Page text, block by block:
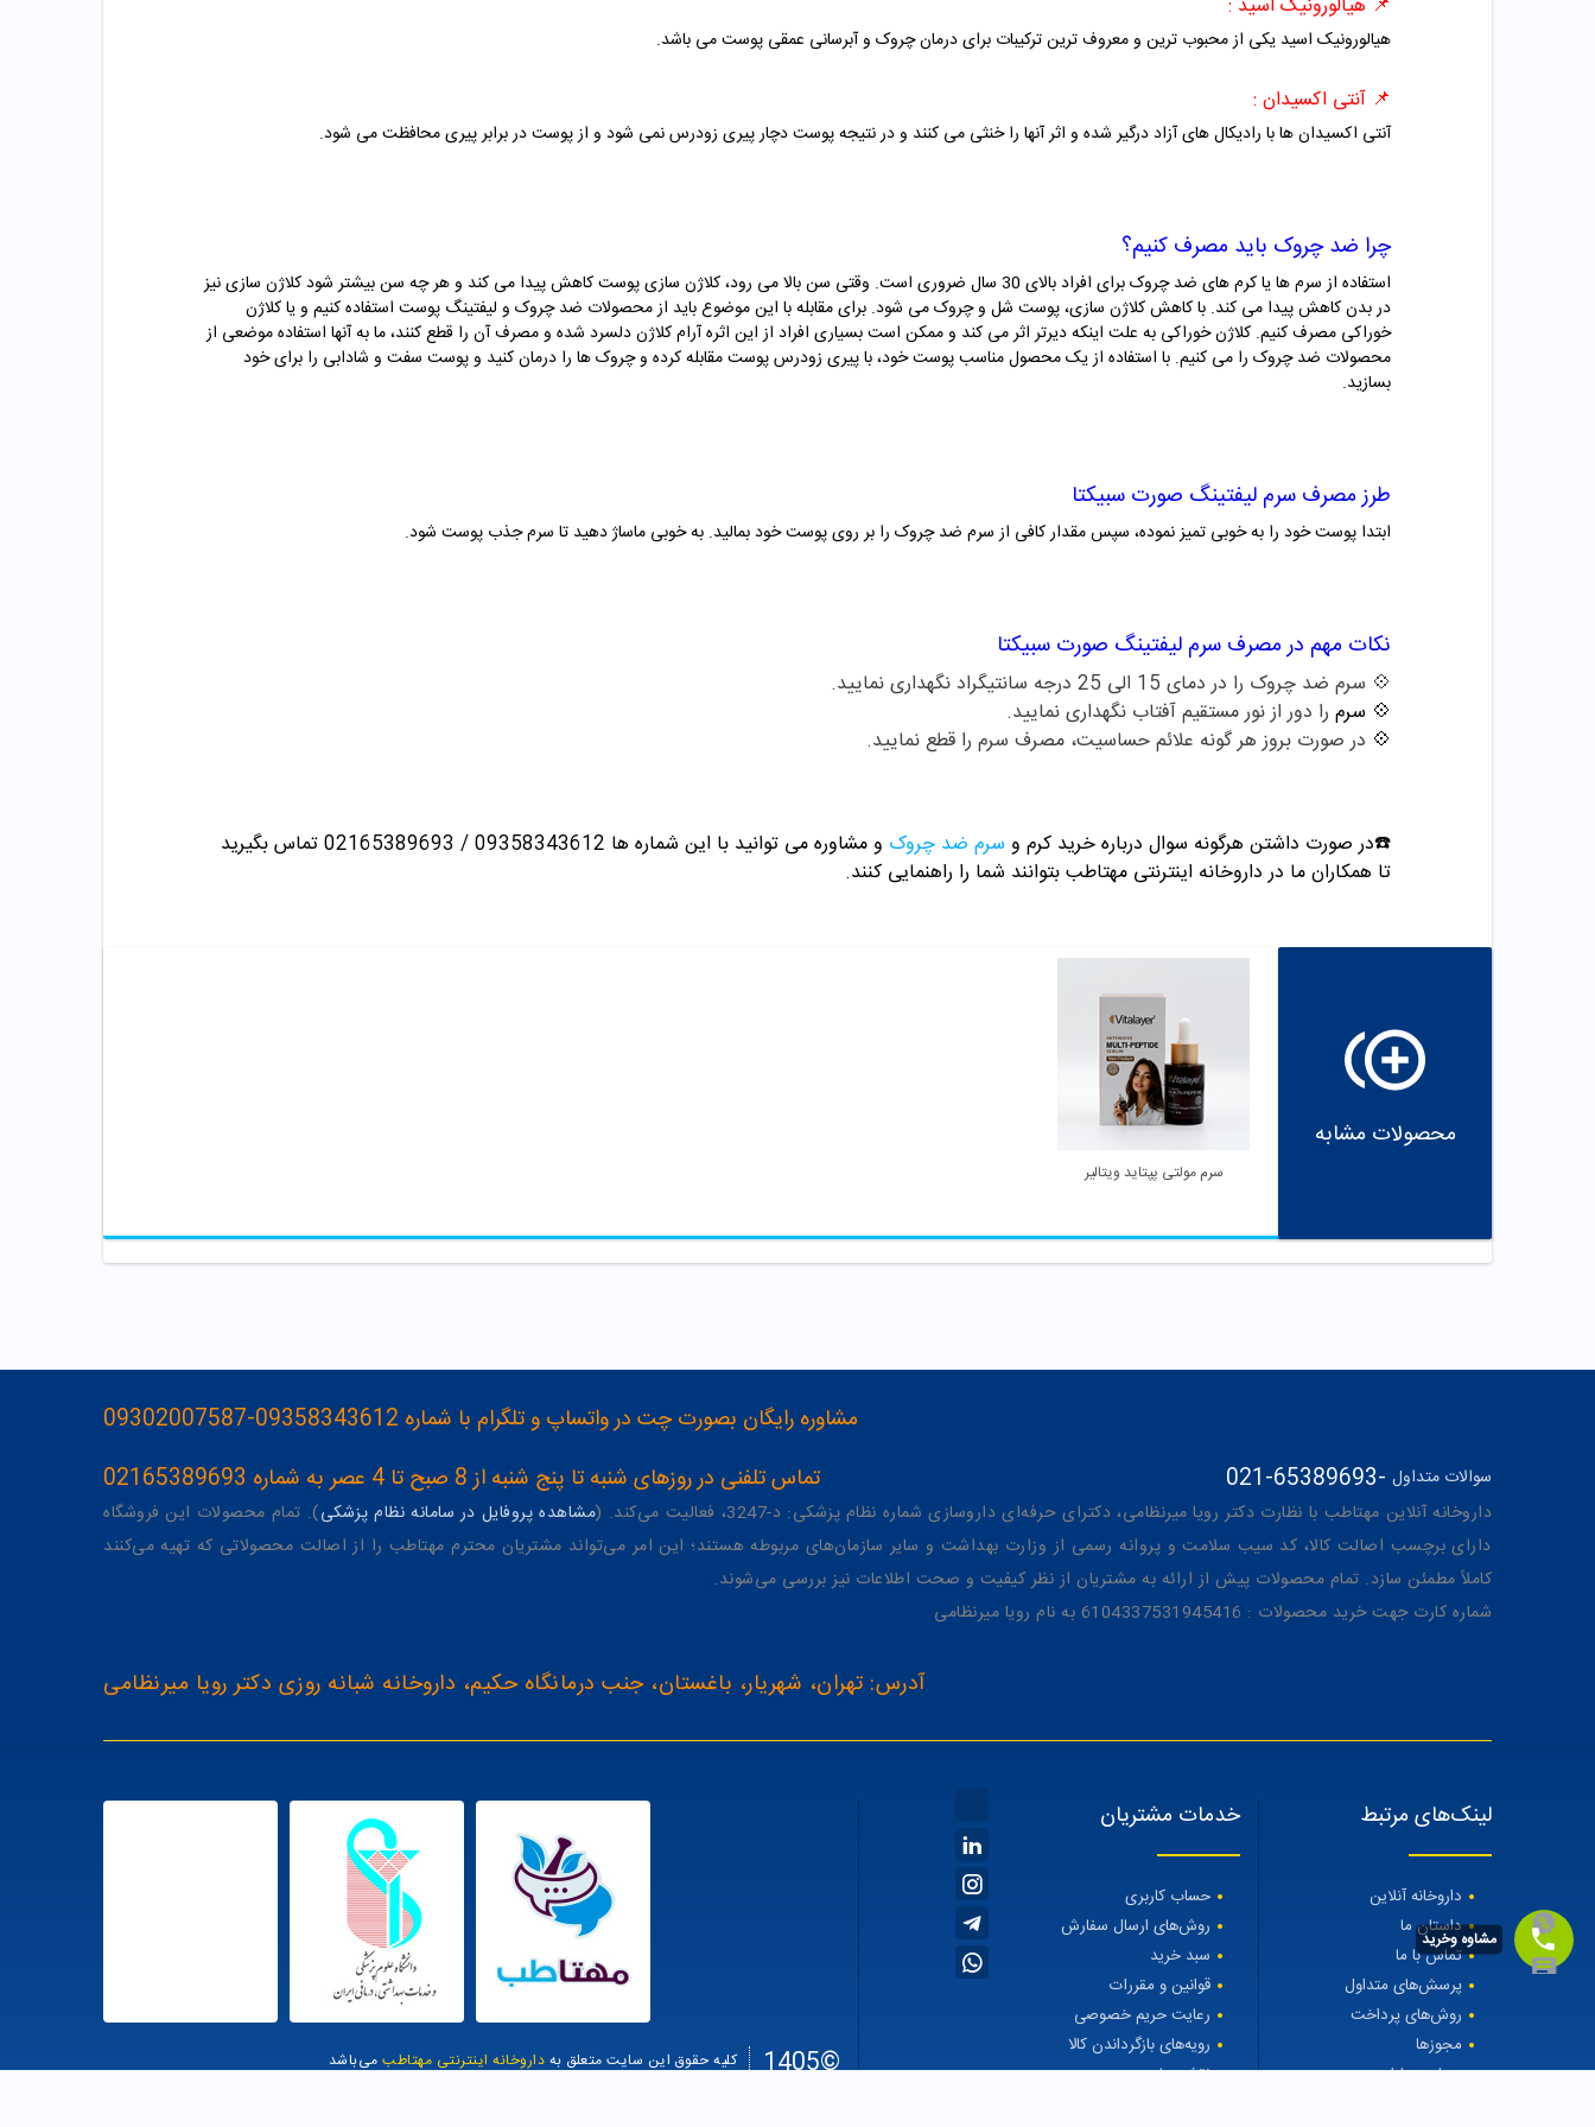
📌 هیالورونیک اسید :
هیالورونیک اسید یکی از محبوب ترین و معروف ترین ترکیبات برای درمان چروک و آبرسانی عمقی پوست می باشد.
📌 آنتی اکسیدان :
آنتی اکسیدان ها با رادیکال های آزاد درگیر شده و اثر آنها را خنثی می کنند و در نتیجه پوست دچار پیری زودرس نمی شود و از پوست در برابر پیری محافظت می شود.
چرا ضد چروک باید مصرف کنیم؟
استفاده از سرم ها یا کرم های ضد چروک برای افراد بالای 30 سال ضروری است. وقتی سن بالا می رود، کلاژن سازی پوست کاهش پیدا می کند و هر چه سن بیشتر شود کلاژن سازی نیز
در بدن کاهش پیدا می کند. با کاهش کلاژن سازی، پوست شل و چروک می شود. برای مقابله با این موضوع باید از محصولات ضد چروک و لیفتینگ پوست استفاده کنیم و یا کلاژن
خوراکی مصرف کنیم. کلاژن خوراکی به علت اینکه دیرتر اثر می کند و ممکن است بسیاری افراد از این اثره آرام کلاژن دلسرد شده و مصرف آن را قطع کنند، ما به آنها استفاده موضعی از
محصولات ضد چروک را می کنیم. با استفاده از یک محصول مناسب پوست خود، با پیری زودرس پوست مقابله کرده و چروک ها را درمان کنید و پوست سفت و شادابی را برای خود
بسازید.
طرز مصرف سرم لیفتینگ صورت سبیکتا
ابتدا پوست خود را به خوبی تمیز نموده، سپس مقدار کافی از سرم ضد چروک را بر روی پوست خود بمالید. به خوبی ماساژ دهید تا سرم جذب پوست شود.
نکات مهم در مصرف سرم لیفتینگ صورت سبیکتا
💠 سرم ضد چروک را در دمای 15 الی 25 درجه سانتیگراد نگهداری نمایید.
💠 سرم را دور از نور مستقیم آفتاب نگهداری نمایید.
💠 در صورت بروز هر گونه علائم حساسیت، مصرف سرم را قطع نمایید.
☎️در صورت داشتن هرگونه سوال درباره خرید کرم و سرم ضد چروک و مشاوره می توانید با این شماره ها 09358343612 / 02165389693
تماس بگیرید
تا همکاران ما در داروخانه اینترنتی مهتاطب بتوانند شما را راهنمایی کنند.
محصولات مشابه
سرم مولتی پپتاید ویتالیر
مشاوره رایگان بصورت چت در واتساپ و تلگرام با شماره 09358343612-09302007587
تماس تلفنی در روزهای شنبه تا پنج شنبه از 8 صبح تا 4 عصر به شماره 02165389693
021-65389693 سوالات متداول -
داروخانه آنلاین مهتاطب با نظارت دکتر رویا میرنظامی، دکترای حرفه‌ای داروسازی شماره نظام پزشکی: د-3247، فعالیت می‌کند. ( مشاهده پروفایل در سامانه نظام پزشکی). تمام محصولات این فروشگاه
دارای برچسب اصالت کالا، کد سیب سلامت و پروانه رسمی از وزارت بهداشت و سایر سازمان‌های مربوطه هستند؛ این امر می‌تواند مشتریان محترم مهتاطب را از اصالت محصولاتی که تهیه می‌کنند
کاملاً مطمئن سازد. تمام محصولات پیش از ارائه به مشتریان از نظر کیفیت و صحت اطلاعات نیز بررسی می‌شوند.
شماره کارت جهت خرید محصولات : 6104337531945416 به نام رویا میرنظامی
آدرس: تهران، شهریار، باغستان، جنب درمانگاه حکیم، داروخانه شبانه روزی دکتر رویا میرنظامی
لینک‌های مرتبط
داروخانه آنلاین
داستان ما
تماس با ما
پرسش‌های متداول
روش‌های پرداخت
مجوزها
مجله مهتاطب
خدمات مشتریان
حساب کاربری
روش‌های ارسال سفارش
سبد خرید
قوانین و مقررات
رعایت حریم خصوصی
رویه‌های بازگرداندن کالا
نقشه سایت
©1405 کلیه حقوق این سایت متعلق به داروخانه اینترنتی مهتاطب می‌باشد
مشاوه وخرید